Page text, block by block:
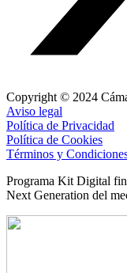
Copyright © 2024
Aviso legal
Política de Privacidad
Política de Cookies
Términos y
Programa Kit Digital
Next Generation del